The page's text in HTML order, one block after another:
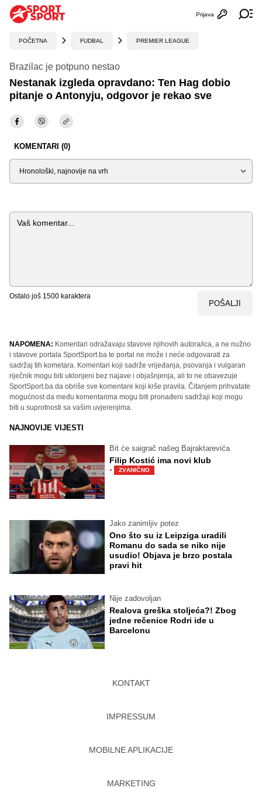
Otvori
Prijava
POČETNA FUDBAL PREMIER LEAGUE
Brazilac je potpuno nestao
Nestanak izgleda opravdano: Ten Hag dobio
pitanje o Antonyju, odgovor je rekao sve
KOMENTARI (0)
Sortiraj
Komentar
Ostalo još 1500 karaktera
POŠALJI
NAPOMENA: Komentari odražavaju stavove njihovih autora/ica, a ne nužno
i stavove portala SportSport.ba te portal ne može i neće odgovarati za
sadržaj tih kometara. Komentari koji sadrže vrijeđanja, psovanja i vulgaran
riječnik mogu biti uklonjeni bez najave i objašnjenja, ali to ne obavezuje
SportSport.ba da obriše sve komentare koji krše pravila. Čitanjem prihvatate
mogućnost da među komentarima mogu biti pronađeni sadržaji koji mogu
biti u suprotnosti sa vašim uvjerenjima.
NAJNOVIJE VIJESTI
Bit će saigrač našeg Bajraktarevića
Filip Kostić ima novi klub
· ZVANIČNO
Jako zanimljiv potez
Ono što su iz Leipziga uradili
Romanu do sada se niko nije
usudio! Objava je brzo postala
pravi hit
Nije zadovoljan
Realova greška stoljeća?! Zbog
jedne rečenice Rodri ide u
Barcelonu
KONTAKT
IMPRESSUM
MOBILNE APLIKACIJE
MARKETING